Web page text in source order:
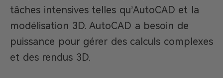
tâches intensives telles qu’AutoCAD et la
modélisation 3D. AutoCAD a besoin de
puissance pour gérer des calculs complexes
et des rendus 3D.